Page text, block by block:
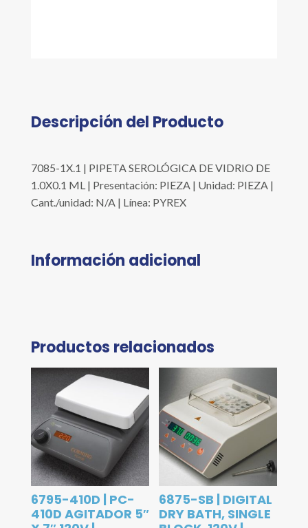
Descripción del Producto
7085-1X.1 | PIPETA SEROLÓGICA DE VIDRIO DE
1.0X0.1 ML | Presentación: PIEZA | Unidad: PIEZA |
Cant./unidad: N/A | Línea: PYREX
Información adicional
Productos relacionados
6795-410D | PC-
410D AGITADOR 5″
6875-SB | DIGITAL
DRY BATH, SINGLE